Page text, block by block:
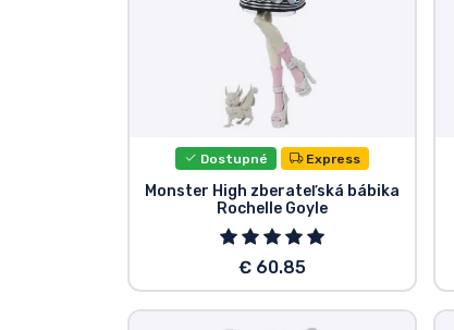
Dostupné Express
Monster High zberateľská bábika
Rochelle Goyle
€ 60.85